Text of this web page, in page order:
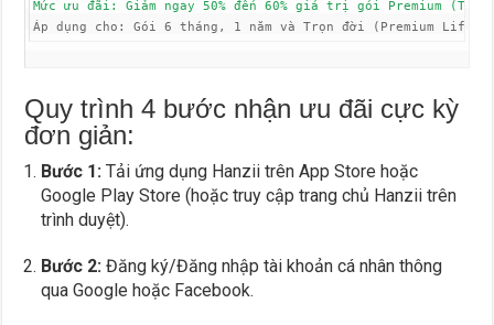
Quy trình 4 bước nhận ưu đãi cực kỳ
đơn giản:
Bước 1: Tải ứng dụng Hanzii trên App Store hoặc
Google Play Store (hoặc truy cập trang chủ Hanzii trên
trình duyệt).
Bước 2: Đăng ký/Đăng nhập tài khoản cá nhân thông
qua Google hoặc Facebook.